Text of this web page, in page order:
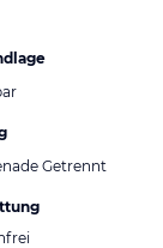
Getrennt